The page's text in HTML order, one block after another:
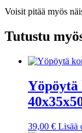
Voisit pitää myös
Tutustu
39,00 € Lisää